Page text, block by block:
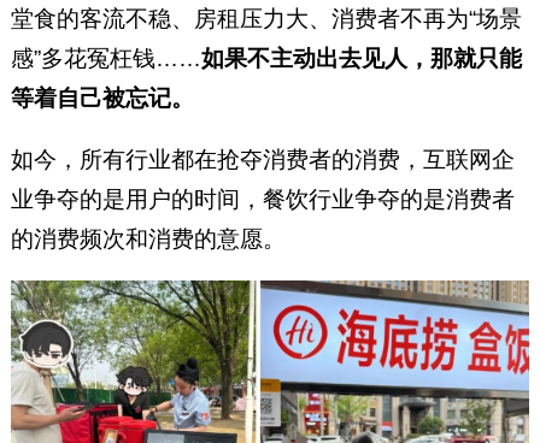
堂食的客流不稳、房租压力大、消费者不再为“场景
感”多花冤枉钱……如果不主动出去见人，那就只能
等着自己被忘记。
如今，所有行业都在抢夺消费者的消费，互联网企
业争夺的是用户的时间，餐饮行业争夺的是消费者
的消费频次和消费的意愿。